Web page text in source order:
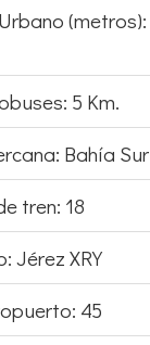
(metros):
5 Km.
Bahía Sur
tren: 18
Jérez XRY
45